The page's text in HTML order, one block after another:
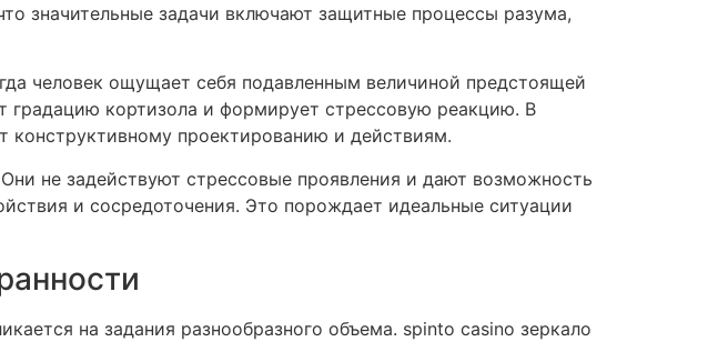
значительные задачи включают защитные процессы разума,
человек ощущает себя подавленным величиной предстоящей
градацию кортизола и формирует стрессовую реакцию. В
конструктивному проектированию и действиям.
не задействуют стрессовые проявления и дают возможность
и сосредоточения. Это порождает идеальные ситуации
на задания разнообразного объема. spinto casino зеркало